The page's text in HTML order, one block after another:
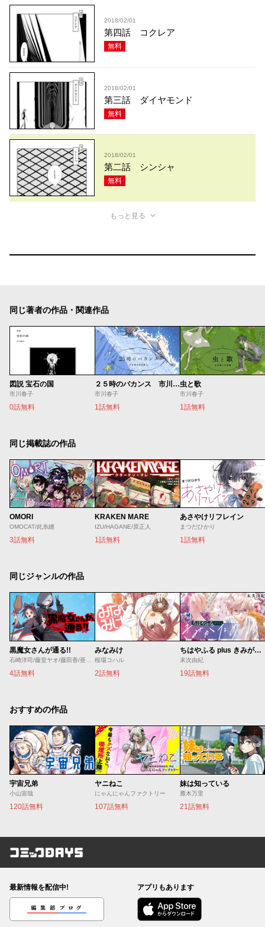
2018/02/01
第四話 コクレア
無料
2018/02/01
第三話 ダイヤモンド
無料
2018/02/01
第二話 シンシャ
無料
もっと見る
同じ著者の作品・関連作品
図説 宝石の国
市川春子
0話無料
２５時のバカンス 市川春子作品集
市川春子
1話無料
虫と歌
市川春子
1話無料
同じ掲載誌の作品
OMORI
OMOCAT/此糸縫
3話無料
KRAKEN MARE
IZU/HAGANE/原正人
1話無料
あさやけリフレイン
まつだひかり
1話無料
同じジャンルの作品
黒魔女さんが通る!!
石崎洋司/藤堂ヤオ/藤田香/亜沙美
4話無料
みなみけ
桜場コハル
2話無料
ちはやふる plus きみがため
末次由紀
19話無料
おすすめの作品
宇宙兄弟
小山宙哉
120話無料
ヤニねこ
にゃんにゃんファクトリー
107話無料
妹は知っている
雁木万里
21話無料
コミックDAYS
最新情報を配信中!
編集部ブログ
アプリもあります